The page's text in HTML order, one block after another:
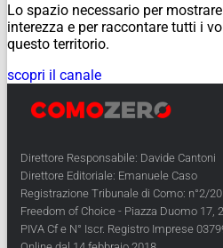
Lo spazio necessario per
interezza e per raccontare tutti i
questo territorio.
scopri il canale
Direttore Responsabile: Davide Cantoni
Direttore Editoriale: Emanuele Caso
Registrazione Tribunale di Como: n°2/
Freedom of Choice - Piazza Duomo 17,
PIVA Cf e N° Iscr. Registro Imprese